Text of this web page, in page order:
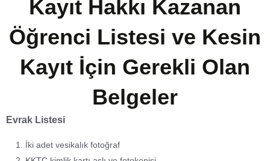
Kayıt Hakkı Kazanan
Öğrenci Listesi ve Kesin
Kayıt İçin Gerekli Olan
Belgeler
Evrak Listesi
İki adet vesikalık fotoğraf